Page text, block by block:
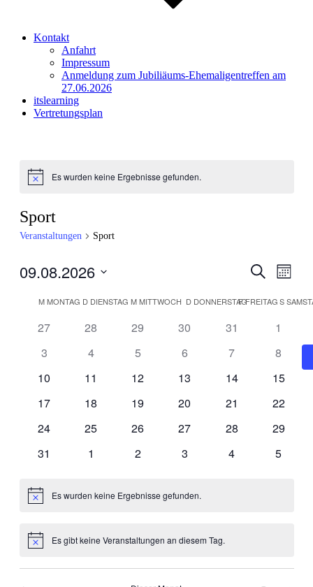
Kontakt
Anfahrt
Impressum
Anmeldung zum Jubiliäums-Ehemaligentreffen am
27.06.2026
itslearning
Vertretungsplan
HinweisEs wurden keine Ergebnisse gefunden.
Sport
Veranstaltungen Sport
und
Suche
Monat
09.08.2026
wählen.
Kalender
von
MMONTAG D DIENSTAG MMITTWOCH D DONNERSTAG
FFREITAGS
27 28 29 30 31
1
3
4 5 6 7
8
10
11 12 13 14
15
17
18 19 20 21
22
24
25 26 27 28
29
31
1 2 3 4 5
HinweisEs wurden keine Ergebnisse gefunden.
HinweisEs gibt keine Veranstaltungen an diesem Tag.